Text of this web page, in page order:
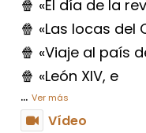
🍿 «El día de la
🍿 «Las locas del
🍿 «Viaje al país
🍿 «León XIV, e
... Ver más
Vídeo